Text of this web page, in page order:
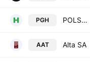
PGH POLSKA GRUPA HUTNICZA S.A.
AAT Alta SA